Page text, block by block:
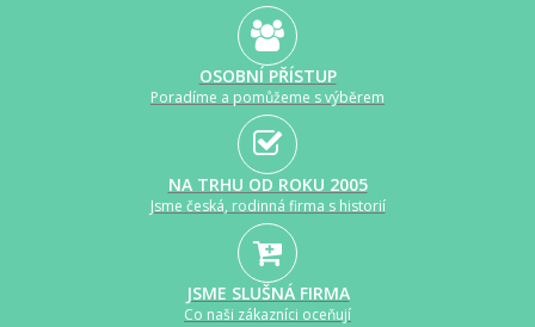
OSOBNÍ PŘÍSTUP
Poradíme a pomůžeme s výběrem
NA TRHU OD ROKU 2005
Jsme česká, rodinná firma s historií
JSME SLUŠNÁ FIRMA
Co naši zákazníci oceňují